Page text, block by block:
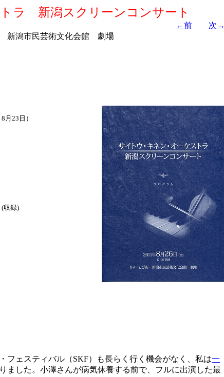
ラ 新潟スクリーンコンサート
←前
次→
潟市民芸術文化会館 劇場
23日）
収録)
ェスティバル（SKF）も長らく行く機会がなく、私は一
ました。小澤さんが病気休養する前で、フルに出演した最